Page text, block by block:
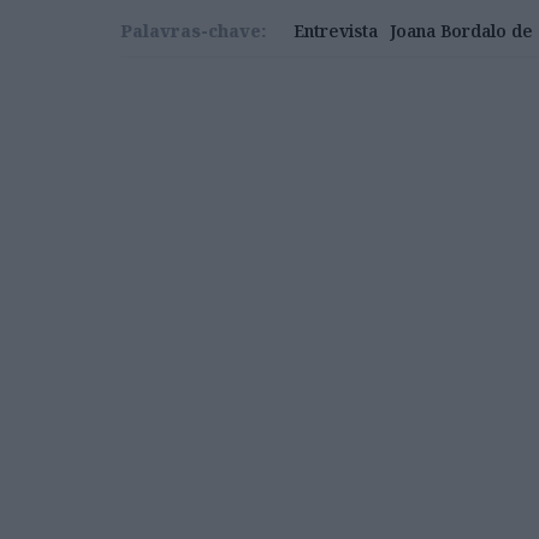
Palavras-chave: Entrevista Joana Bordalo de